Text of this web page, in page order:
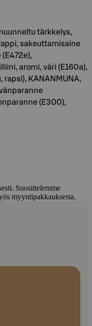
tärkkelys,
sakeuttamisaine
aromi, väri (E160a),
rapsi), KANANMUNA,
(E300),
Suosittelemme
myyntipakkauksesta.